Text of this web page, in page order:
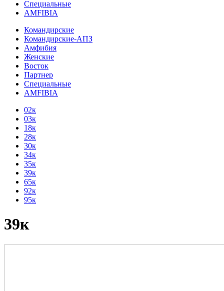
Специальные
AMFIBIA
Командирские
Командирские-АПЗ
Амфибия
Женские
Восток
Партнер
Специальные
AMFIBIA
02к
03к
18к
28к
30к
34к
35к
39к
65к
92к
95к
39к